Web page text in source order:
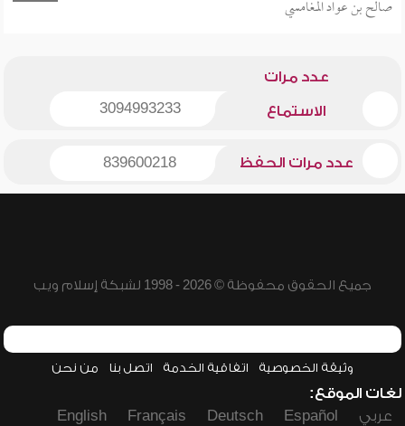
صالح بن عواد المغامسي
عدد مرات
الاستماع 3094993233
عدد مرات الحفظ 839600218
جميع الحقوق محفوظة © 2026 - 1998 لشبكة إسلام ويب
وثيقة الخصوصية اتفاقية الخدمة اتصل بنا من نحن
لغات الموقع:
عربي
Español
Deutsch
Français
English